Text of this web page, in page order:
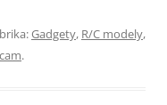
Gadgety, R/C modely,
.